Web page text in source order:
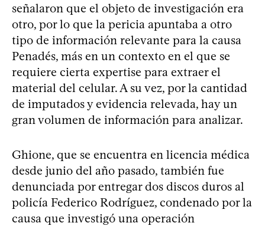
señalaron que el objeto de investigación era
otro, por lo que la pericia apuntaba a otro
tipo de información relevante para la causa
Penadés, más en un contexto en el que se
requiere cierta expertise para extraer el
material del celular. A su vez, por la cantidad
de imputados y evidencia relevada, hay un
gran volumen de información para analizar.
Ghione, que se encuentra en licencia médica
desde junio del año pasado, también fue
denunciada por entregar dos discos duros al
policía Federico Rodríguez, condenado por la
causa que investigó una operación